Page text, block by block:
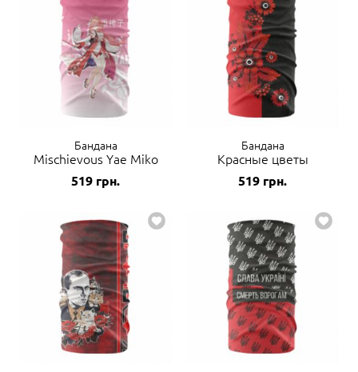
Бандана
Mischievous Yae Miko
519 грн.
Бандана
Красные цветы
519 грн.